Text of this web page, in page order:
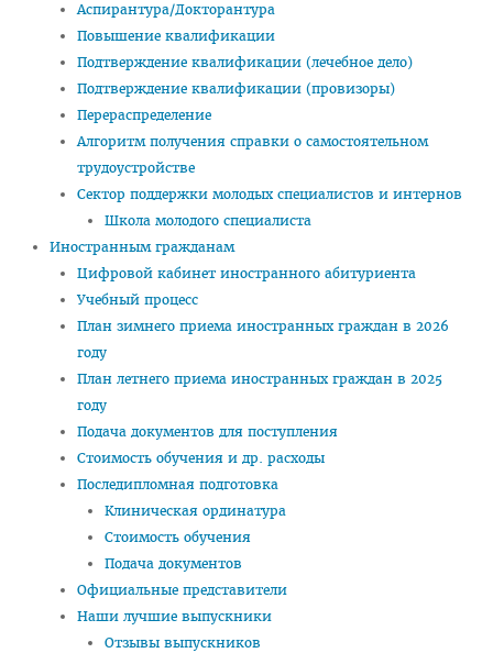
Заочная форма обучения
Экзамены
Подготовительное отделение
Практика
Студенческое научное общество
Правовое просвещение
Студенческий совет ВГМУ
Студенческий совет по качеству образования
Лаборатории профессионального мастерства
Каталог учебных дисциплин
Комиссия по снижению оплаты, переводу на бюджет
Нормативные документы
Образцы заявлений
ВЫПУСКНИКУ
Сектор клинической ординатуры и интернатуры
Аспирантура/Докторантура
Повышение квалификации
Подтверждение квалификации (лечебное дело)
Подтверждение квалификации (провизоры)
Перераспределение
Алгоритм получения справки о самостоятельном
трудоустройстве
Сектор поддержки молодых специалистов и интернов
Школа молодого специалиста
Иностранным гражданам
Цифровой кабинет иностранного абитуриента
Учебный процесс
План зимнего приема иностранных граждан в 2026
году
План летнего приема иностранных граждан в 2025
году
Подача документов для поступления
Стоимость обучения и др. расходы
Последипломная подготовка
Клиническая ординатура
Стоимость обучения
Подача документов
Официальные представители
Наши лучшие выпускники
Отзывы выпускников